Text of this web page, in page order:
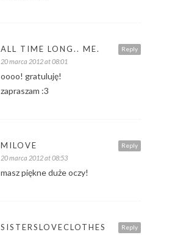
Reply
ALL TIME LONG.. ME.
20 marca 2012 at 08:01
oooo! gratuluję!
zapraszam :3
Reply
MILOVE
20 marca 2012 at 08:53
masz piękne duże oczy!
Reply
SISTERSLOVECLOTHES